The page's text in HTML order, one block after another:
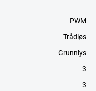
PWM
Trådløs
Grunnlys
3
3